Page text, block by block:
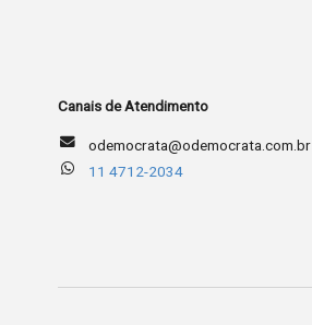
Canais de Atendimento
odemocrata@odemocrata.com.br
11 4712-2034